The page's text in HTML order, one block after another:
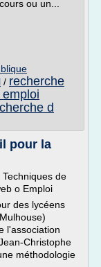
ou un...
/ recherche
d
pour la
de
o Emploi
des lycéens
l'association
Christophe
méthodologie